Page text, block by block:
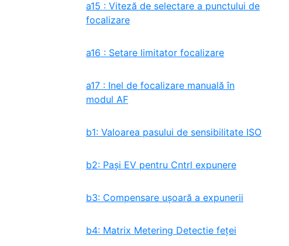
a15 : Viteză de selectare a punctului de
focalizare
a16 : Setare limitator focalizare
a17 : Inel de focalizare manuală în
modul AF
b1: Valoarea pasului de sensibilitate ISO
b2: Pași EV pentru Cntrl expunere
b3: Compensare ușoară a expunerii
b4: Matrix Metering Detectie feței